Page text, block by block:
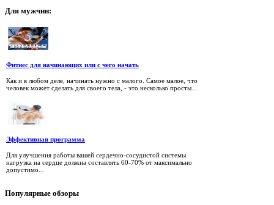
Для мужчин:
Фитнес для начинающих или с чего начать
Как и в любом деле, начинать нужно с малого. Самое малое, что
человек может сделать для своего тела, - это несколько просты...
Эффективная программа
Для улучшения работы вашей сердечно-сосудистой системы
нагрузка на сердце должна составлять 60-70% от максимально
допустимо...
Популярные обзоры